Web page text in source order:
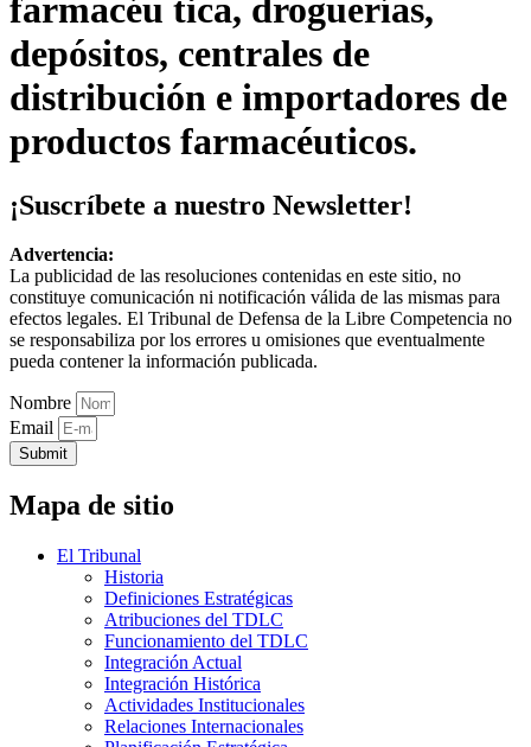
farmacéu tica, droguerías,
depósitos, centrales de
distribución e importadores de
productos farmacéuticos.
¡Suscríbete a nuestro Newsletter!
Advertencia:
La publicidad de las resoluciones contenidas en este sitio, no
constituye comunicación ni notificación válida de las mismas para
efectos legales. El Tribunal de Defensa de la Libre Competencia no
se responsabiliza por los errores u omisiones que eventualmente
pueda contener la información publicada.
Nombre
Email
Submit
Mapa de sitio
El Tribunal
Historia
Definiciones Estratégicas
Atribuciones del TDLC
Funcionamiento del TDLC
Integración Actual
Integración Histórica
Actividades Institucionales
Relaciones Internacionales